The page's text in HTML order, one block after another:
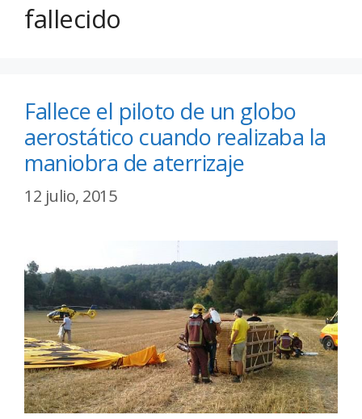
fallecido
Fallece el piloto de un globo
aerostático cuando realizaba la
maniobra de aterrizaje
12 julio, 2015